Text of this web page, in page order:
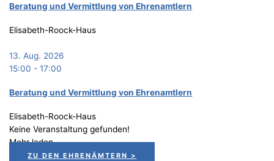
Bera­tung und Ver­mitt­lung von Ehrenamtlern
Elisabeth-Roock-Haus
13. Aug. 2026
15:00 -17:00
Bera­tung und Ver­mitt­lung von Ehrenamtlern
Elisabeth-Roock-Haus
Keine Veranstaltung gefunden!
Mehr laden
ZU DEN EHRENÄMTERN >